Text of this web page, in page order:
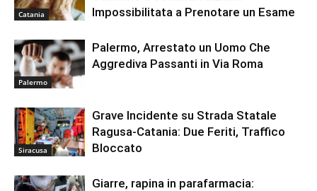
Catania
Impossibilitata a Prenotare un Esame
Palermo
Palermo, Arrestato un Uomo Che
Aggrediva Passanti in Via Roma
Siracusa
Grave Incidente su Strada Statale
Ragusa-Catania: Due Feriti, Traffico
Bloccato
Giarre, rapina in parafarmacia: